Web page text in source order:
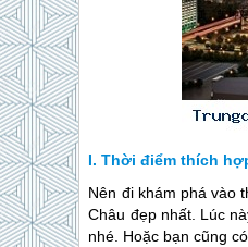
Thời điểm thích
Nên đi khám phá vào
Châu đẹp nhất. Lúc
nhé. Hoặc bạn cũng